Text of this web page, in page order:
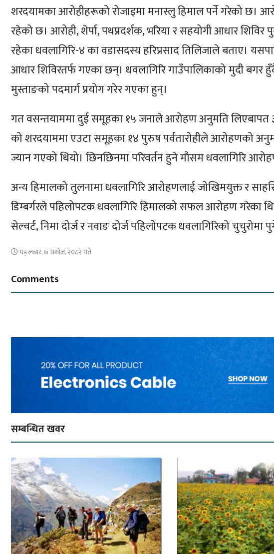
शरदयामका आरोहीहरूको रोजाइमा मनास्लु हिमाल पर्ने गरेको छ।
रहेको छ। आरोही, शेर्पा, पथप्रदर्शक, भरिया र सहयोगी आधार
रहेका धवलागिरि-४ का वडासदस्य हरिप्रसाद तिलिजाले बताए।
आधार शिविरतर्फ गएका छन्। धवलागिरि गाउँपालिकाको मुदी बगर
मुस्ताङको पदमार्ग प्रयोग गरेर गएका हुन्।
गत वसन्तयाममा दुई समूहका १५ जनाले आरोहण अनुमति
को शरदयाममा एउटा समूहका १४ पुरुष पर्वतारोहीले आरोहणको
ज्यान गएको थियो। छिनछिनमा परिवर्तन हुने मौसम धवलागिरि
अन्य हिमालको तुलनामा धवलागिरि आरोहणलाई जोखिमयुक्त र
डिम्बर्गरले पहिलोपटक धवलागिरि हिमालको सफल आरोहण गरेका
सेल्वर्ट, निमा दोर्ज र नवाङ दोर्ज पहिलोपटक धवलागिरिको चुचुरोमा
मङ्लबार, ७ अशोज, २०८२ गते
Comments
सम्बन्धित खवर